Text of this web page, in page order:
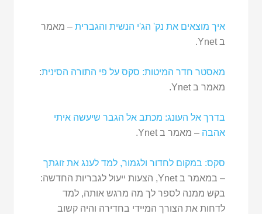
איך מוצאים את נק' הג'י הנשית והגברית – מאמר
ב Ynet.
מאסטר חדר המיטות: סקס על פי התורה הסינית:
מאמר ב Ynet.
בדרך אל העונג: מכתב אל הגבר שיעשה איתי
אהבה – מאמר ב Ynet.
סקס: במקום לחדור ולגמור, למד לענג את זוגתך
– במאמר ב Ynet, הצעות ייעול לגבריות החדשה:
בקש ממנה לספר לך מה מרגש אותה, למד
לדחות את הצורך המיידי בחדירה והיה קשוב